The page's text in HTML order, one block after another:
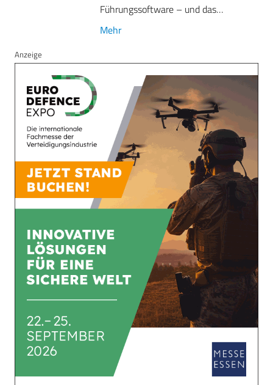
Führungssoftware – und das…
Mehr
Anzeige